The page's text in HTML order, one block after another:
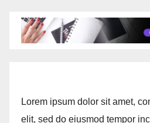
Lorem ipsum dolor sit amet,
elit, sed do eiusmod tempor